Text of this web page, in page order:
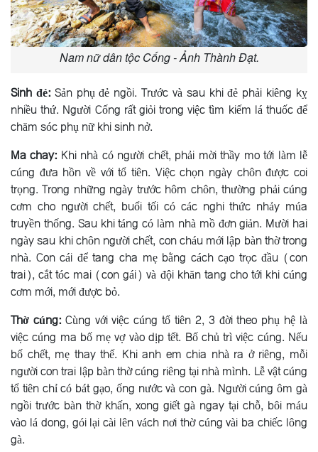
Nam nữ dân tộc Cống - Ảnh Thành Đạt.
Sinh đẻ: Sản phụ đẻ ngồi. Trước và sau khi đẻ phải kiêng kỵ
nhiều thứ. Người Cống rất giỏi trong việc tìm kiếm lá thuốc để
chăm sóc phụ nữ khi sinh nở.
Ma chay: Khi nhà có người chết, phải mời thầy mo tới làm lễ
cúng đưa hồn về với tổ tiên. Việc chọn ngày chôn được coi
trọng. Trong những ngày trước hôm chôn, thường phải cúng
cơm cho người chết, buổi tối có các nghi thức nhảy múa
truyền thống. Sau khi táng có làm nhà mồ đơn giản. Mười hai
ngày sau khi chôn người chết, con cháu mới lập bàn thờ trong
nhà. Con cái để tang cha mẹ bằng cách cạo trọc đầu (con
trai), cắt tóc mai (con gái) và đội khăn tang cho tới khi cúng
cơm mới, mới được bỏ.
Thờ cúng: Cùng với việc cúng tổ tiên 2, 3 đời theo phụ hệ là
việc cúng ma bố mẹ vợ vào dịp tết. Bố chủ trì việc cúng. Nếu
bố chết, mẹ thay thế. Khi anh em chia nhà ra ở riêng, mỗi
người con trai lập bàn thờ cúng riêng tại nhà mình. Lễ vật cúng
tổ tiên chỉ có bát gạo, ống nước và con gà. Người cúng ôm gà
ngồi trước bàn thờ khấn, xong giết gà ngay tại chỗ, bôi máu
vào lá dong, gói lại cài lên vách nơi thờ cúng vài ba chiếc lông
gà.